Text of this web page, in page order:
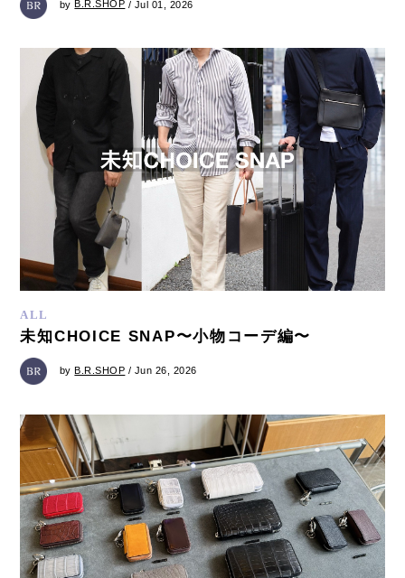
by B.R.SHOP / Jul 01, 2026
ALL
未知CHOICE SNAP〜小物コーデ編〜
byB.R.SHOP / Jun 26, 2026